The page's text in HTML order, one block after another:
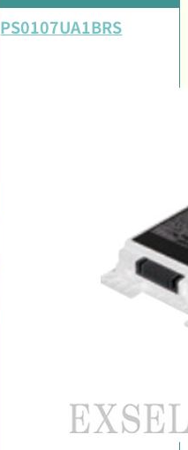
PS0107UA1BRS